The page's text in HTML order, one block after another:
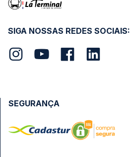
SIGA NOSSAS REDES SOCIAIS:
SEGURANÇA